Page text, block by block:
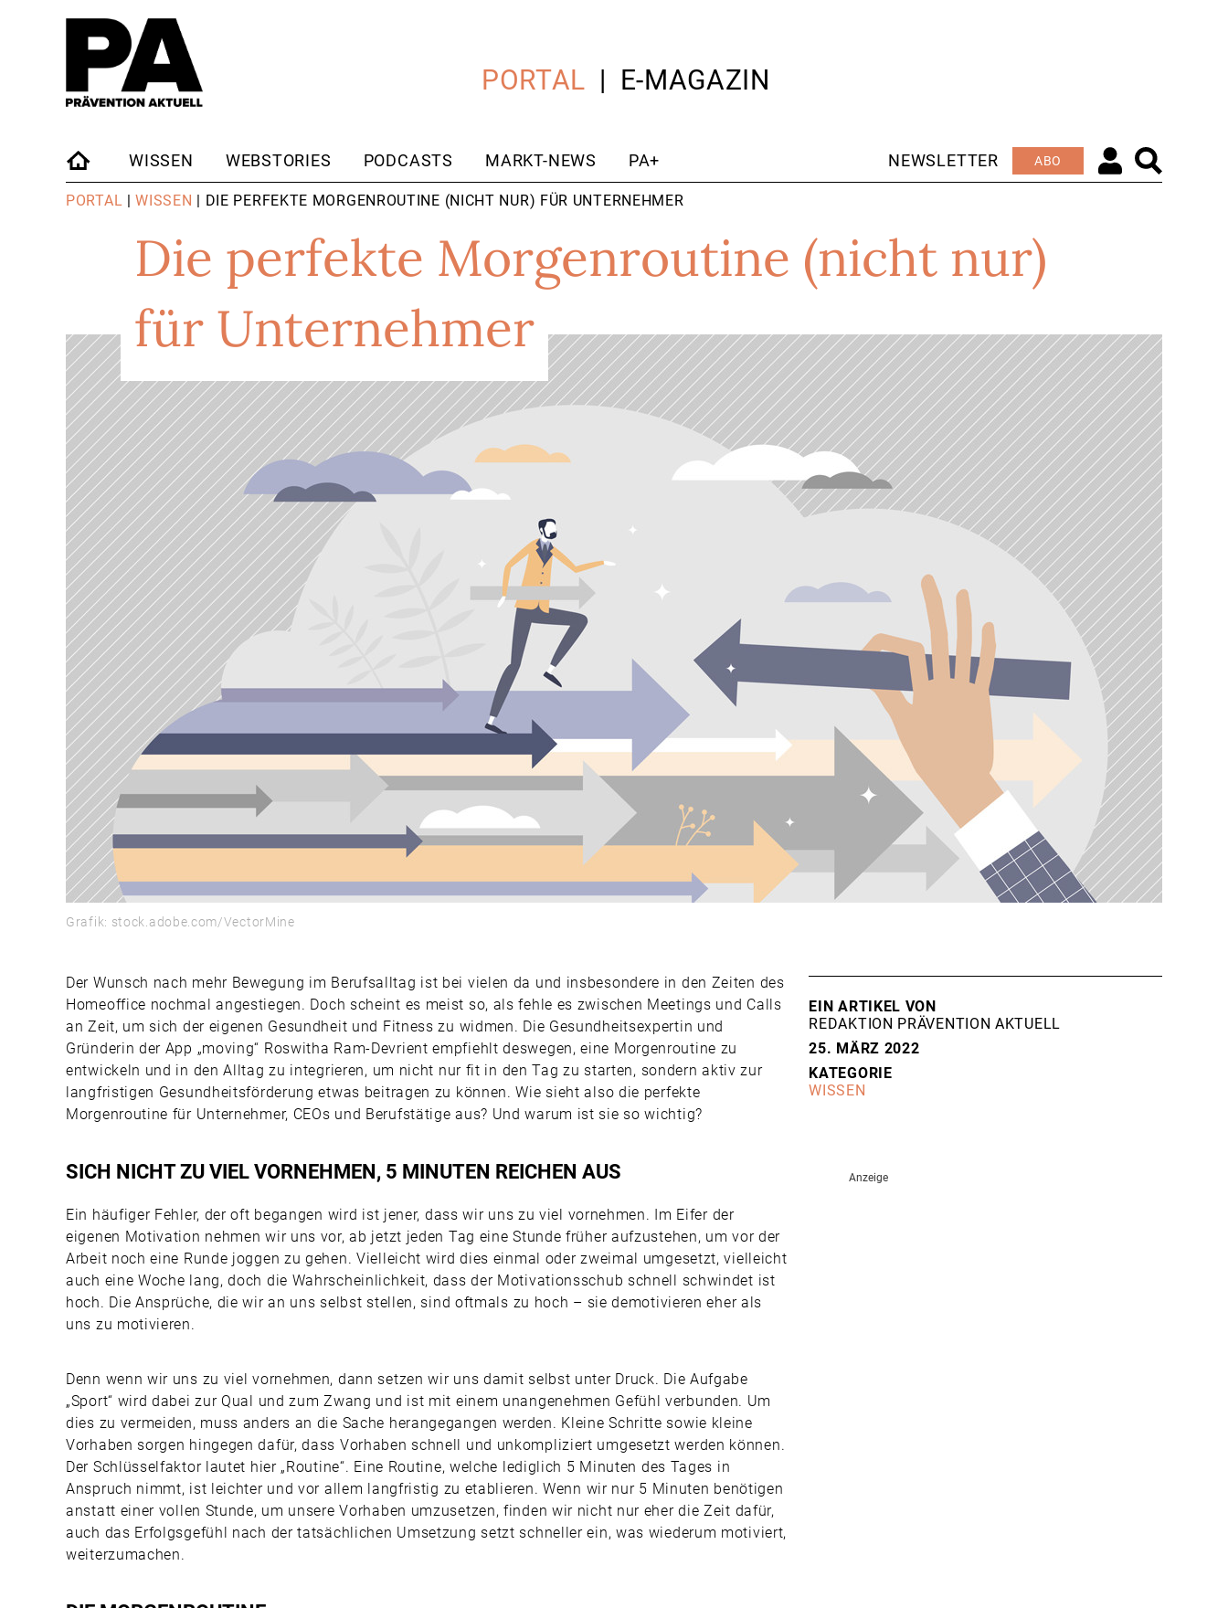
PORTAL E-MAGAZIN
STARTSEITE
WISSEN WEBSTORIES PODCASTS MARKT-NEWS PA+ NEWSLETTER ABO
PORTAL |WISSEN | DIE PERFEKTE MORGENROUTINE (NICHT NUR) FÜR UNTERNEHMER
Die perfekte Morgenroutine (nicht nur)
für Unternehmer
Grafik: stock.adobe.com/VectorMine
Der Wunsch nach mehr Bewegung im Berufsalltag ist bei vielen da und insbesondere in den Zeiten des
Homeoffice nochmal angestiegen. Doch scheint es meist so, als fehle es zwischen Meetings und Calls
an Zeit, um sich der eigenen Gesundheit und Fitness zu widmen. Die Gesundheitsexpertin und
Gründerin der App „moving“ Roswitha Ram-Devrient empfiehlt deswegen, eine Morgenroutine zu
entwickeln und in den Alltag zu integrieren, um nicht nur fit in den Tag zu starten, sondern aktiv zur
langfristigen Gesundheitsförderung etwas beitragen zu können. Wie sieht also die perfekte
Morgenroutine für Unternehmer, CEOs und Berufstätige aus? Und warum ist sie so wichtig?
SICH NICHT ZU VIEL VORNEHMEN, 5 MINUTEN REICHEN AUS
Ein häufiger Fehler, der oft begangen wird ist jener, dass wir uns zu viel vornehmen. Im Eifer der
eigenen Motivation nehmen wir uns vor, ab jetzt jeden Tag eine Stunde früher aufzustehen, um vor der
Arbeit noch eine Runde joggen zu gehen. Vielleicht wird dies einmal oder zweimal umgesetzt, vielleicht
auch eine Woche lang, doch die Wahrscheinlichkeit, dass der Motivationsschub schnell schwindet ist
hoch. Die Ansprüche, die wir an uns selbst stellen, sind oftmals zu hoch – sie demotivieren eher als
uns zu motivieren.
Denn wenn wir uns zu viel vornehmen, dann setzen wir uns damit selbst unter Druck. Die Aufgabe
„Sport“ wird dabei zur Qual und zum Zwang und ist mit einem unangenehmen Gefühl verbunden. Um
dies zu vermeiden, muss anders an die Sache herangegangen werden. Kleine Schritte sowie kleine
Vorhaben sorgen hingegen dafür, dass Vorhaben schnell und unkompliziert umgesetzt werden können.
Der Schlüsselfaktor lautet hier „Routine“. Eine Routine, welche lediglich 5 Minuten des Tages in
Anspruch nimmt, ist leichter und vor allem langfristig zu etablieren. Wenn wir nur 5 Minuten benötigen
anstatt einer vollen Stunde, um unsere Vorhaben umzusetzen, finden wir nicht nur eher die Zeit dafür,
auch das Erfolgsgefühl nach der tatsächlichen Umsetzung setzt schneller ein, was wiederum motiviert,
weiterzumachen.
EIN ARTIKEL VON
REDAKTION PRÄVENTION AKTUELL
25. MÄRZ 2022
KATEGORIE
WISSEN